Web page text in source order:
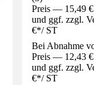
Preis — 15,49
und ggf. zzgl.
€*/ ST
Bei Abnahme
Preis — 12,43
und ggf. zzgl.
€*/ ST